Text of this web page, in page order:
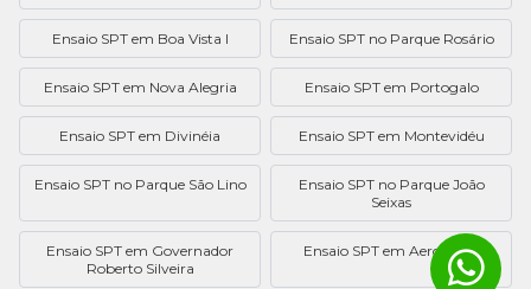
Ensaio SPT em Boa Vista I Ensaio SPT no Parque Rosário
Ensaio SPT em Nova Alegria Ensaio SPT em Portogalo
Ensaio SPT em Divinéia Ensaio SPT em Montevidéu
Ensaio SPT no Parque São Lino
Ensaio SPT no Parque João
Seixas
Ensaio SPT em Governador
Roberto Silveira
Ensaio SPT em Aeroporto